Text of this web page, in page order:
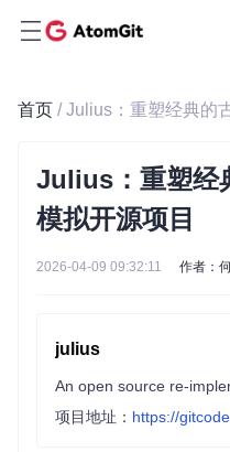
首页 / Julius：重塑经典的
Julius：重塑经
模拟开源项目
2026-04-09 09:32:11 作者：
julius
An open source re-
项目地址： https://